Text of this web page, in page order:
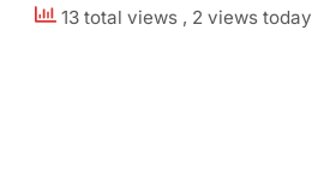
13 total views , 2 views today